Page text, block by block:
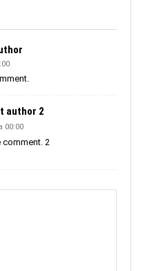
author 2
00:00
comment. 2